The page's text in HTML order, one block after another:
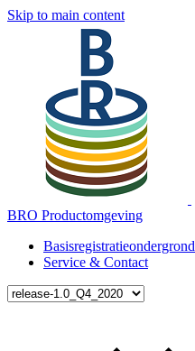
Skip to main content
BRO Productomgeving
Service & Contact